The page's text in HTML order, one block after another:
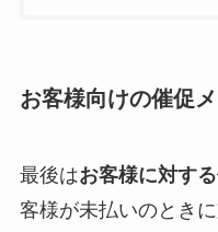
お客様向けの催促
最後はお客様に対す
客様が未払いのとき